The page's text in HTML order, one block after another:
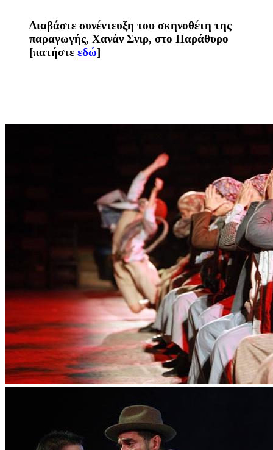
Διαβάστε συνέντευξη του σκηνοθέτη της
παραγωγής, Χανάν Σνιρ, στο Παράθυρο
[πατήστε εδώ]